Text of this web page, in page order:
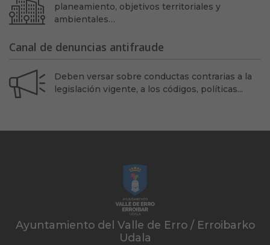
planeamiento, objetivos territoriales y
ambientales…
Canal de denuncias antifraude
Deben versar sobre conductas contrarias a la
legislación vigente, a los códigos, políticas...
Ayuntamiento del Valle de Erro / Erroibarko
Udala